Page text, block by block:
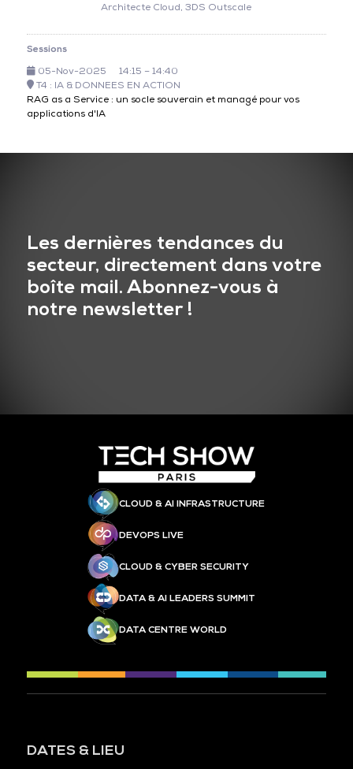
Architecte Cloud,3DS Outscale
Sessions
05-Nov-2025
14:15 – 14:40
T4 : IA & DONNEES EN ACTION
RAG as a Service : un socle souverain et managé pour vos
applications d'IA
Les dernières tendances du
secteur, directement dans votre
boîte mail. Abonnez-vous à
notre newsletter !
CLOUD & AI INFRASTRUCTURE
DEVOPS LIVE
CLOUD & CYBER SECURITY
DATA & AI LEADERS SUMMIT
DATA CENTRE WORLD
DATES & LIEU